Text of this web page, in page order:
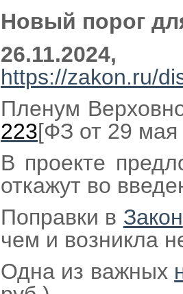
Новый порог
26.11.2024,
https://zakon.ru/
Пленум
223[ФЗ от 29 мая
В проекте
откажут во
Поправки в Закон
чем и возникла
Одна из важных